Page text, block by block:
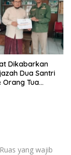
Dikabarkan
Dua Santri
Orang Tua
Ruas yang wajib